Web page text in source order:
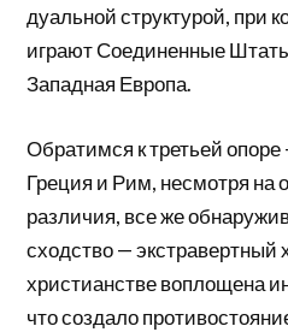
дуальной структурой, при
играют Соединенные
Западная Европа.
Обратимся к третьей
Греция и Рим, несмотря
различия, все же
сходство — экстравертный
христианстве воплощена
что создало